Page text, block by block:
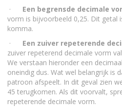
· Een begrensde decimale
vorm is bijvoorbeeld 0,25. Dit getal
komma.
· Een zuiver repeterende
zuiver repeterend decimale vorm
We verstaan hieronder een
oneindig dus. Wat wel belangrijk is
patroon afspeelt. In dit geval zien
45 terugkomen. Als dit voorvalt,
repeterende decimale vorm.